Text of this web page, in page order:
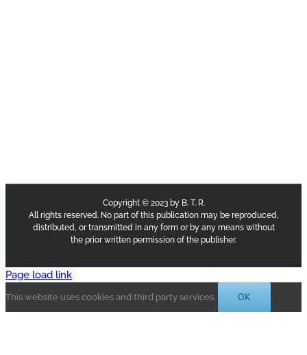
Copyright © 2023 by B. T. R.
All rights reserved. No part of this publication may be reproduced,
distributed, or transmitted in any form or by any means without
the prior written permission of the publisher.
Page load link
This website uses cookies and third party services. OK